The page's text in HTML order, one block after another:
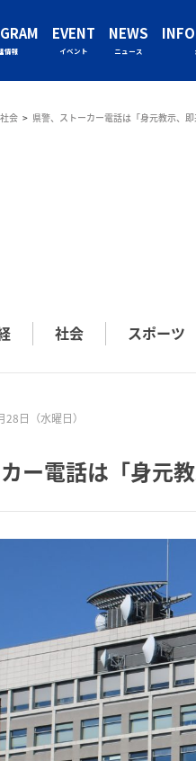
情報
EVENT
イベント
NEWS
ニュース
社会 県警、ストーカー電話は「身元教示、即
社会 スポーツ
日（水曜日）
ー電話は「身元教